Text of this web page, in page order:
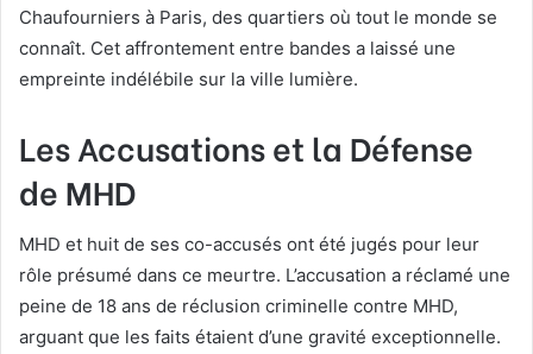
Chaufourniers à Paris, des quartiers où tout le monde se
connaît. Cet affrontement entre bandes a laissé une
empreinte indélébile sur la ville lumière.
Les Accusations et la Défense
de MHD
MHD et huit de ses co-accusés ont été jugés pour leur
rôle présumé dans ce meurtre. L’accusation a réclamé une
peine de 18 ans de réclusion criminelle contre MHD,
arguant que les faits étaient d’une gravité exceptionnelle.